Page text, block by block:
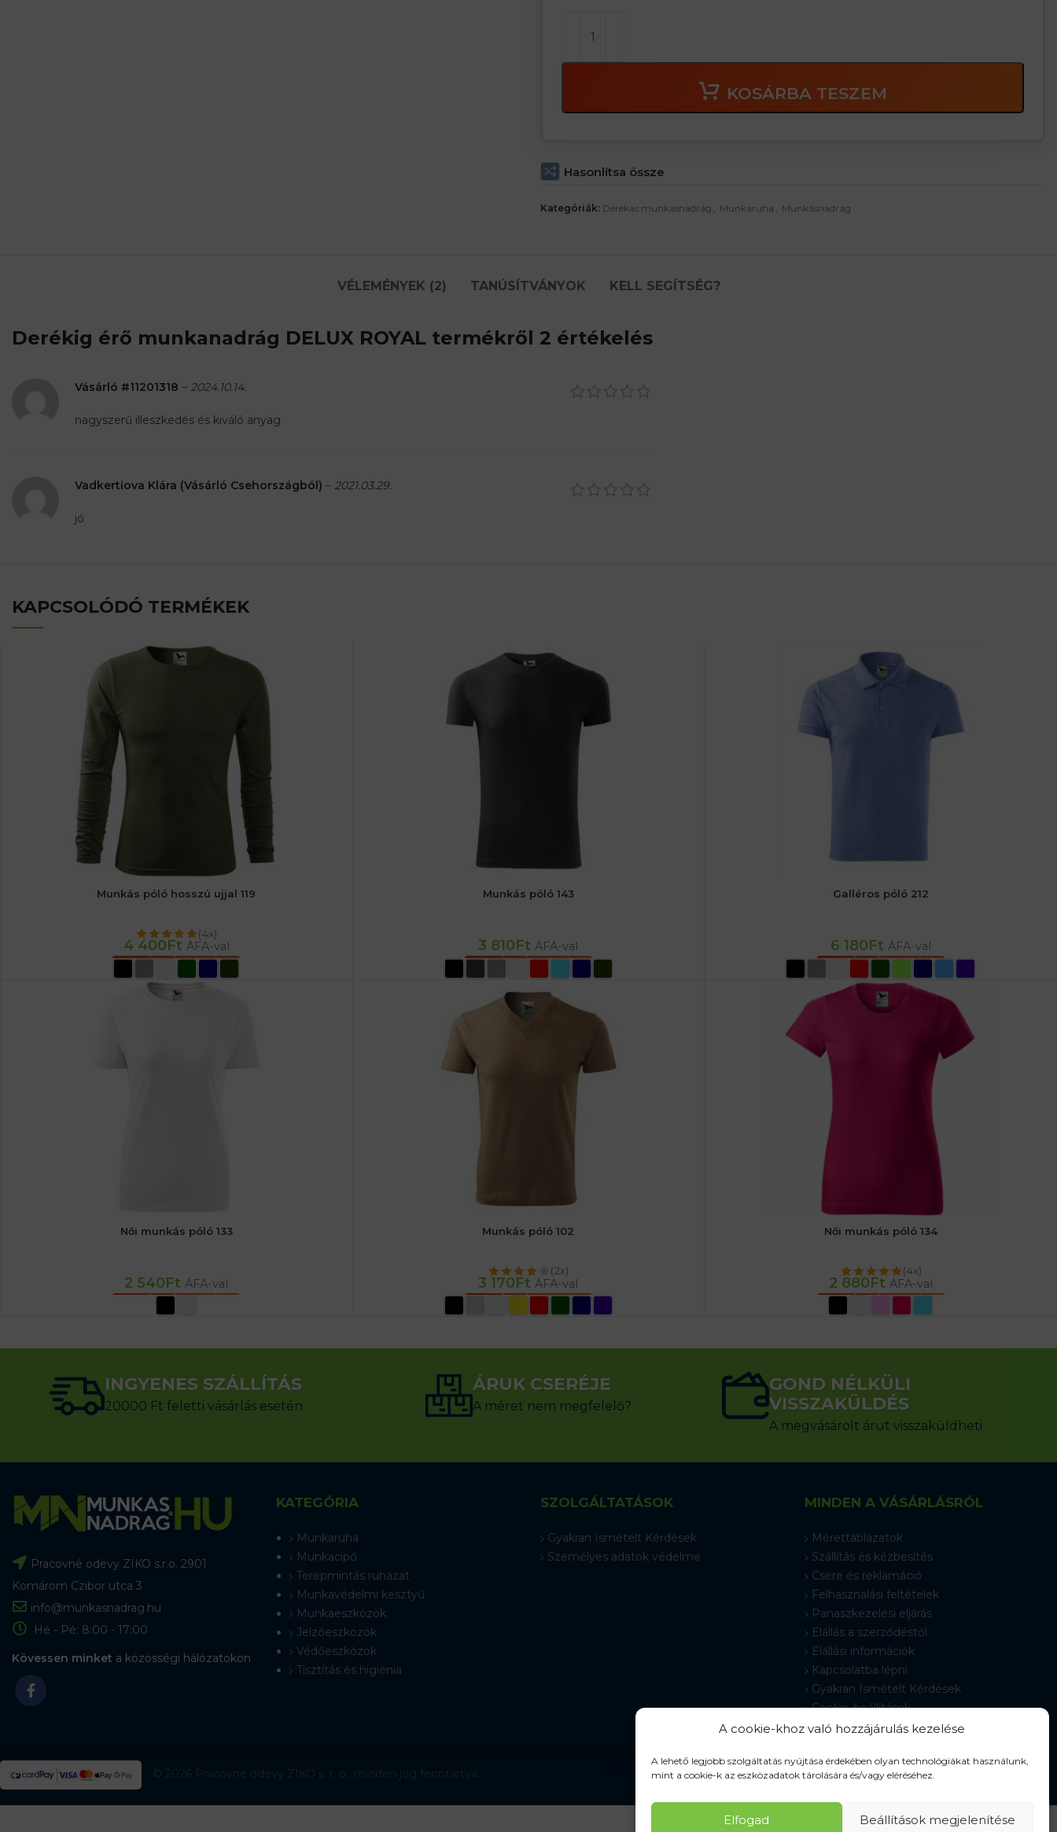
A cookie-khoz való hozzájárulás kezelése
A lehető legjobb szolgáltatás nyújtása érdekében olyan technológiákat használunk,
mint a cookie-k az eszközadatok tárolására és/vagy eléréséhez.
Elfogad Beállítások megjelenítése
KOSÁRBA TESZEM
Hasonlítsa össze
Kategóriák: Derekas munkásnadrág , Munkaruha , Munkásnadrág
VÉLEMÉNYEK (2) TANÚSÍTVÁNYOK KELL SEGÍTSÉG?
Derékig érő munkanadrág DELUX ROYAL termékről 2 értékelés
Vásárló #11201318 – 2024.10.14.
nagyszerű illeszkedés és kiváló anyag
Vadkertiova Klára (Vásárló Csehországból) – 2021.03.29.
jó
KAPCSOLÓDÓ TERMÉKEK
Munkás póló hosszú ujjal 119
(4x)
4 400Ft ÁFA-val
OPCIÓK VÁLASZTÁSA
Munkás póló 143
3 810Ft ÁFA-val
OPCIÓK VÁLASZTÁSA
Galléros póló 212
6 180Ft ÁFA-val
OPCIÓK VÁLASZTÁSA
Női munkás póló 133
2 540Ft ÁFA-val
OPCIÓK VÁLASZTÁSA
Munkás póló 102
(2x)
3 170Ft ÁFA-val
OPCIÓK VÁLASZTÁSA
Női munkás póló 134
(4x)
2 880Ft ÁFA-val
OPCIÓK VÁLASZTÁSA
INGYENES SZÁLLÍTÁS
20000 Ft feletti vásárlás esetén
ÁRUK CSERÉJE
A méret nem megfelelő?
GOND NÉLKÜLI
VISSZAKÜLDÉS
A megvásárolt árut visszaküldheti
Pracovné odevy ZIKO s.r.o. 2901
Komárom Czibor utca 3
info@munkasnadrag.hu
Hé - Pé: 8:00 - 17:00
Kövessen minket a közösségi hálózatokon
KATEGÓRIA
Munkaruha
Munkacipő
Terepmintás ruházat
Munkavédelmi kesztyű
Munkaeszközök
Jelzőeszközök
Védőeszközök
Tisztítás és higiénia
SZOLGÁLTATÁSOK
Gyakran Ismételt Kérdések
Személyes adatok védelme
MINDEN A VÁSÁRLÁSRÓL
Mérettáblázatok
Szállítás és kézbesítés
Csere és reklamáció
Felhasználási feltételek
Panaszkezelési eljárás
Elállás a szerződéstől
Elállási információk
Kapcsolatba lépni
Gyakran Ismételt Kérdések
Cookie-beállítások